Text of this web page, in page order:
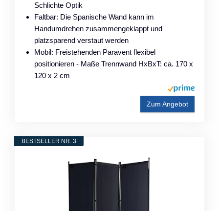
Schlichte Optik
Faltbar: Die Spanische Wand kann im
Handumdrehen zusammengeklappt und
platzsparend verstaut werden
Mobil: Freistehenden Paravent flexibel
positionieren - Maße Trennwand HxBxT: ca. 170 x
120 x 2 cm
Zum Angebot
BESTSELLER NR. 3